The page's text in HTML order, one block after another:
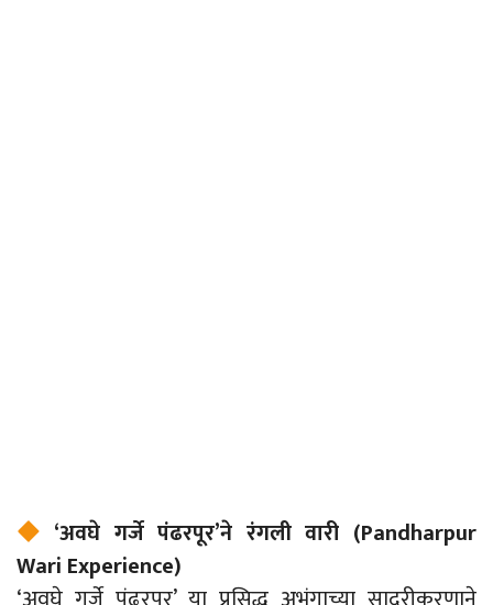
‘अवघे गर्जे पंढरपूर’ने रंगली वारी (Pandharpur
Wari Experience)